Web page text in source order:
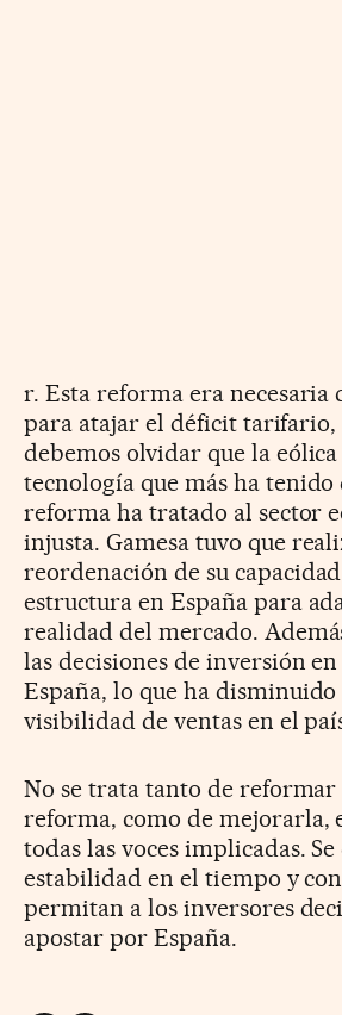
r. Esta reforma era necesaria
para atajar el déficit tarifario,
debemos olvidar que la
tecnología que más ha tenido
reforma ha tratado al sector
injusta. Gamesa tuvo que
reordenación de su
estructura en España para
realidad del mercado.
las decisiones de inversión
España, lo que ha
visibilidad de ventas en el
No se trata tanto de
reforma, como de mejorarla,
todas las voces implicadas.
estabilidad en el tiempo y
permitan a los inversores
apostar por España.